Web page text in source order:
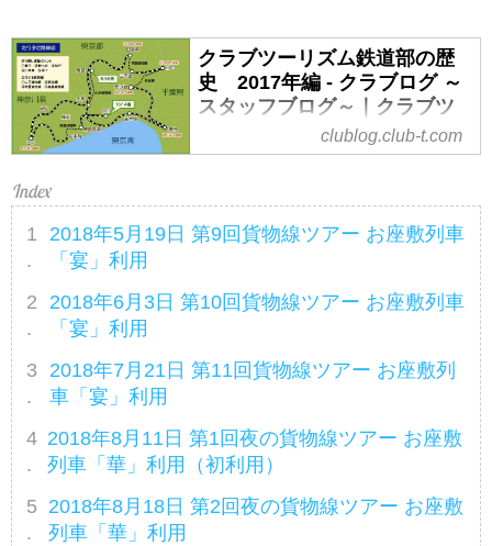
は走ることのない「...
クラブツーリズム鉄道部の歴
史 2017年編 - クラブログ ～
スタッフブログ～｜クラブツ
度はこの貨物線ツアーを8回実施致
事項を日記のように書き留めてお
りましたので、詳細をお話し致し
線ー大崎ーりんかい線ー新木場ー
し）－常磐貨物線ー田端操車場ー
山手貨物線ー東海道貨物線ー逗子
（折返し）－高島貨物線ー品川着
clublog.club-t.com
2018年5月19日 第9回貨物線ツアー お座敷列車
「宴」利用
2018年6月3日 第10回貨物線ツアー お座敷列車
「宴」利用
2018年7月21日 第11回貨物線ツアー お座敷列
車「宴」利用
2018年8月11日 第1回夜の貨物線ツアー お座敷
列車「華」利用（初利用）
2018年8月18日 第2回夜の貨物線ツアー お座敷
列車「華」利用